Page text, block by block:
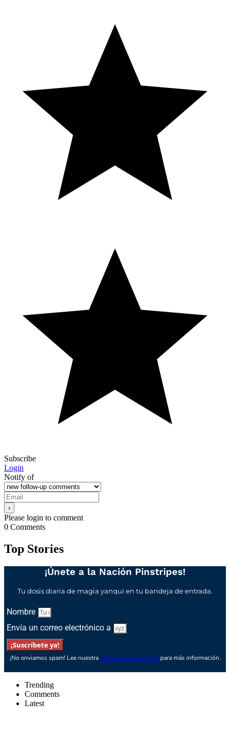
Subscribe
Login
Notify of
Please login to comment
0 Comments
Top Stories
¡Únete a la Nación Pinstripes!
Tu dosis diaria de magia yanqui en tu bandeja de entrada.
Nombre
Envía un correo electrónico a
¡Suscríbete ya!
¡No enviamos spam! Lee nuestra política de privacidad para más información.
Trending
Comments
Latest